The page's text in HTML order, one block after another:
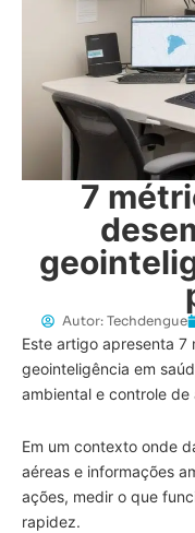
7
Autor:Techdengue
Este artigo apresenta
geointeligência em
ambiental e controle de
Em um contexto onde
aéreas e informações
ações, medir o que
rapidez.